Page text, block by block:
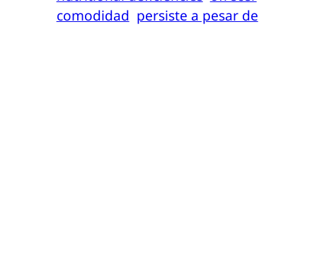
comodidad persiste a pesar de